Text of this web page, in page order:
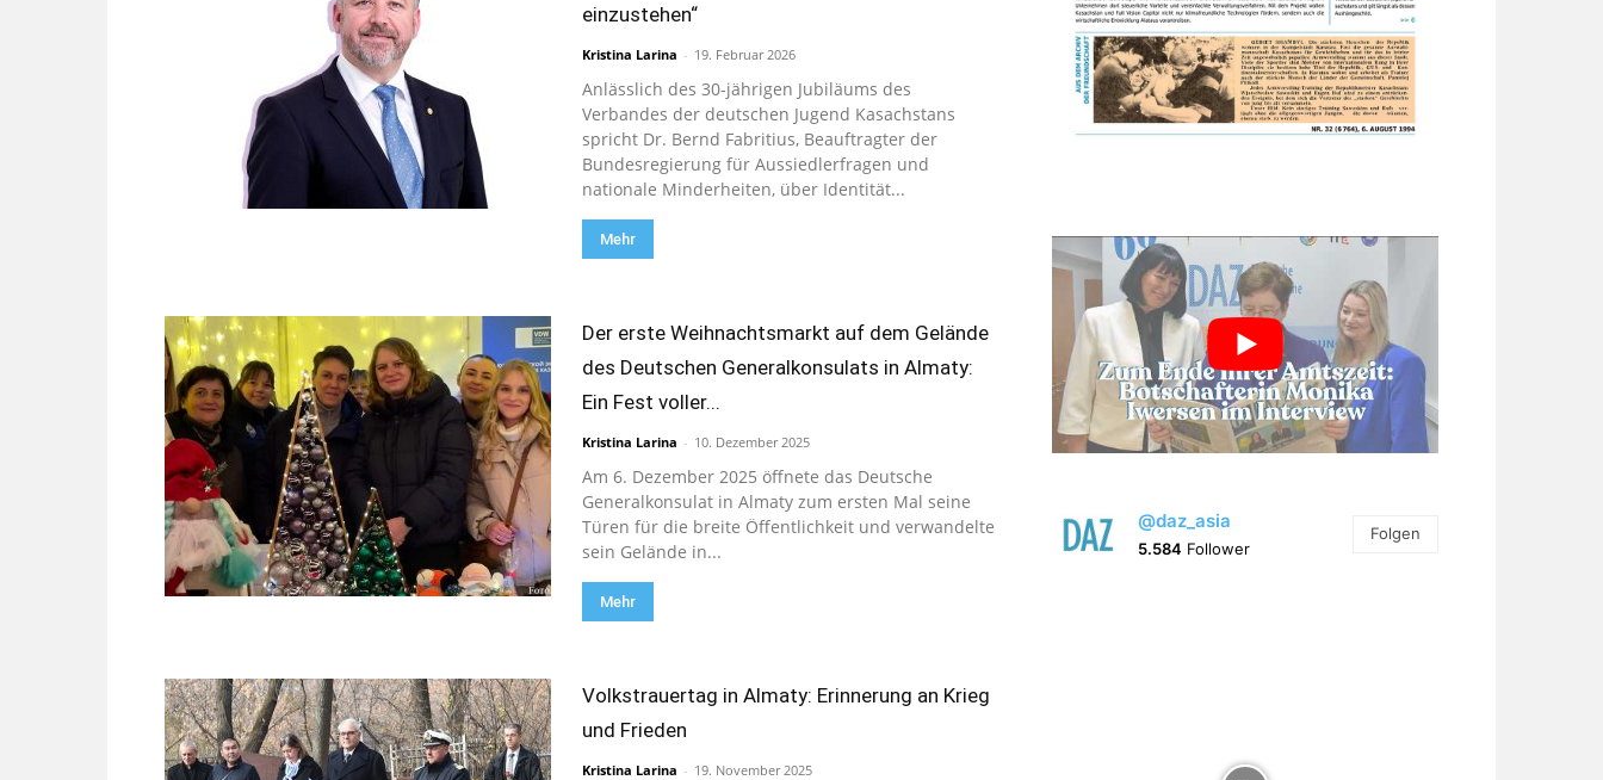
einzustehen“
Kristina Larina - 19. Februar 2026
Anlässlich des 30-jährigen Jubiläums des
Verbandes der deutschen Jugend Kasachstans
spricht Dr. Bernd Fabritius, Beauftragter der
Bundesregierung für Aussiedlerfragen und
nationale Minderheiten, über Identität...
Mehr
Der erste Weihnachtsmarkt auf dem Gelände
des Deutschen Generalkonsulats in Almaty:
Ein Fest voller...
Kristina Larina - 10. Dezember 2025
Am 6. Dezember 2025 öffnete das Deutsche
Generalkonsulat in Almaty zum ersten Mal seine
Türen für die breite Öffentlichkeit und verwandelte
sein Gelände in...
Mehr
Volkstrauertag in Almaty: Erinnerung an Krieg
und Frieden
Kristina Larina - 19. November 2025
@daz_asia
5.584 Follower
Folgen